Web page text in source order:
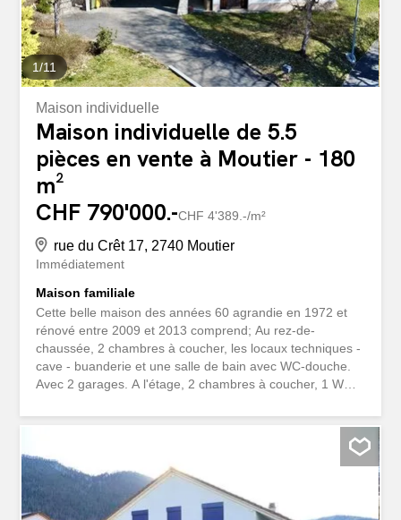
d’un WC, d’un double lavabo et d’une fenêtre, complète
ce niveau. Cette maison bien agencée...
1/11
Maison individuelle
Maison individuelle de 5.5
pièces en vente à Moutier - 180
m²
CHF 790'000.-CHF 4'389.-/m²
rue du Crêt 17, 2740 Moutier
Immédiatement
Maison familiale
Cette belle maison des années 60 agrandie en 1972 et
rénové entre 2009 et 2013 comprend; Au rez-de-
chaussée, 2 chambres à coucher, les locaux techniques -
cave - buanderie et une salle de bain avec WC-douche.
Avec 2 garages. A l'étage, 2 chambres à coucher, 1 WC
WC et double vasques, un magnifique séjour-salle à
une terrasse en partie couverte de plus de 20m2 avec
une vue à couper le souffle sur le Graitery et la ville.
Niché à la lisière de la forêt, en bout de rue et au calme,
ce petit coin de paradis est disponible dès à présent.